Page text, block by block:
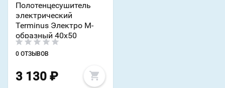
Полотенцесушитель
электрический
Terminus Электро М-
образный 40x50
0 ОТЗЫВОВ
3 130 ₽